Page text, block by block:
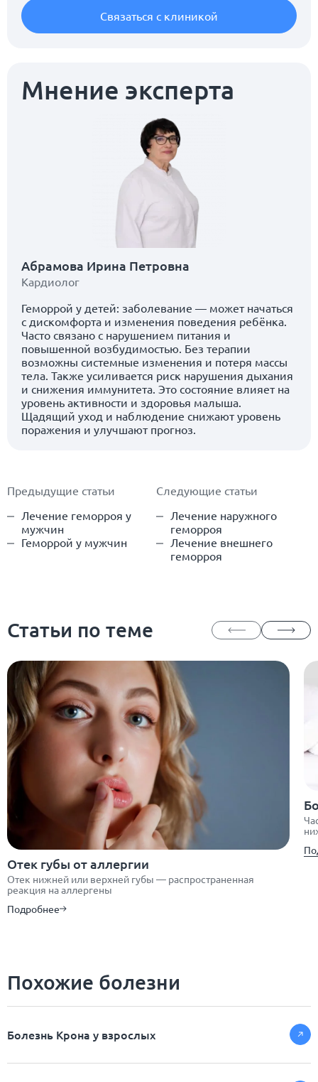
Связаться с клиникой
Мнение эксперта
Абрамова Ирина Петровна
Кардиолог
Геморрой у детей: заболевание — может начаться
с дискомфорта и изменения поведения ребёнка.
Часто связано с нарушением питания и
повышенной возбудимостью. Без терапии
возможны системные изменения и потеря массы
тела. Также усиливается риск нарушения дыхания
и снижения иммунитета. Это состояние влияет на
уровень активности и здоровья малыша.
Щадящий уход и наблюдение снижают уровень
поражения и улучшают прогноз.
Предыдущие статьи
Лечение геморроя у
мужчин
Геморрой у мужчин
Следующие статьи
Лечение наружного
геморроя
Лечение внешнего
геморроя
Статьи по теме
Отек губы от аллергии
Отек нижней или верхней губы — распространенная
реакция на аллергены
Подробнее
Похожие болезни
Болезнь Крона у взрослых